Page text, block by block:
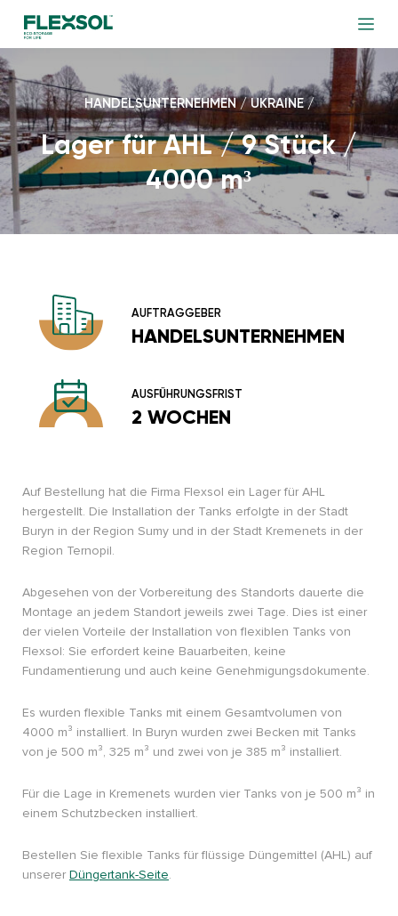
HANDELSUNTERNEHMEN / UKRAINE /
Lager für AHL / 9 Stück /
4000 m³
AUFTRAGGEBER
HANDELSUNTERNEHMEN
AUSFÜHRUNGSFRIST
2 WOCHEN
Auf Bestellung hat die Firma Flexsol ein Lager für AHL
hergestellt. Die Installation der Tanks erfolgte in der Stadt
Buryn in der Region Sumy und in der Stadt Kremenets in der
Region Ternopil.
Abgesehen von der Vorbereitung des Standorts dauerte die
Montage an jedem Standort jeweils zwei Tage. Dies ist einer
der vielen Vorteile der Installation von flexiblen Tanks von
Flexsol: Sie erfordert keine Bauarbeiten, keine
Fundamentierung und auch keine Genehmigungsdokumente.
Es wurden flexible Tanks mit einem Gesamtvolumen von
4000 m³ installiert. In Buryn wurden zwei Becken mit Tanks
von je 500 m³, 325 m³ und zwei von je 385 m³ installiert.
Für die Lage in Kremenets wurden vier Tanks von je 500 m³ in
einem Schutzbecken installiert.
Bestellen Sie flexible Tanks für flüssige Düngemittel (AHL) auf
unsererDüngertank-Seite.